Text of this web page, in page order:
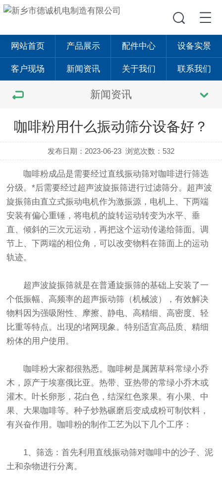
网站首页 产品展示 配件中心 设备实景
客户现场 新闻资讯 关于我们 联系我们
新闻资讯
咖啡粉用什么振动筛分设备好？
发布日期：2023-06-23 浏览次数：532
咖啡粉成品是需要经过直线振动筛对咖啡进行筛选
分级。*后需要经过超声波旋振筛进行过滤筛分。超声波
旋振筛由直立式振动电机作为激振源，电机上、下两端
安装有偏心重锤，将电机的旋转运动转变为水平、垂
直、倾斜的三次元运动，再把这个运动传递给筛面。调
节上、下两端的相位角，可以改变物料在筛面上的运动
轨迹。
超声波旋振筛就是在普通旋振筛的基础上安装了一
个低振幅、高频率的超声振动筛 （机械波），有效解决
物料因为强吸附性、摩擦、静电、高精细、高密度、轻
比重等特点。出现的堵网现象。特别适宜高品质、精细
粉体的用户使用。
咖啡粉大家都很熟悉。咖啡树是属茜草科常绿小乔
木，原产于埃塞俄比亚。热带、亚热带的常绿小乔木或
灌木。叶长卵形，花白色，结深红色浆果。有小果、中
果、大果咖啡等。种子炒熟碾磨后变成成粉可制饮料，
有兴奋作用。咖啡粉的制作工艺为以下几个工序：
1、筛选：首先利用 直线振动筛对咖啡中的沙子、泥
土和杂物进行分离。